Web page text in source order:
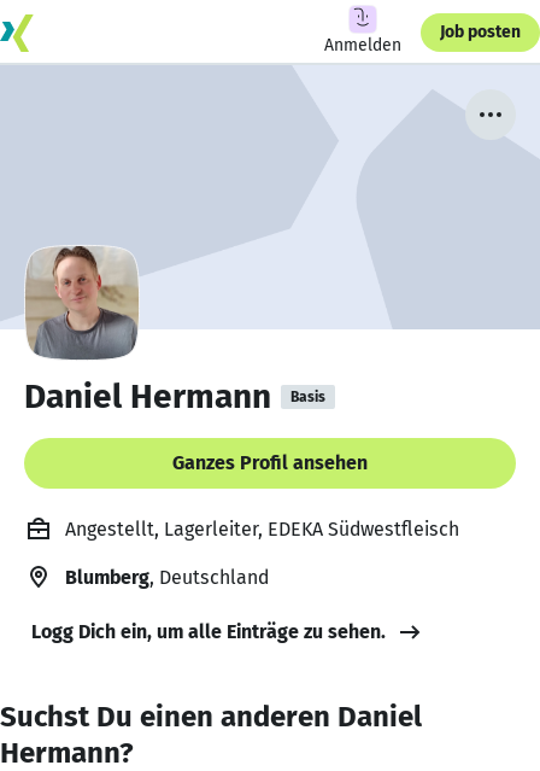
Anmelden
Job posten
Daniel Hermann Basis
Ganzes Profil ansehen
Angestellt, Lagerleiter, EDEKA Südwestfleisch
Blumberg, Deutschland
Logg Dich ein, um alle Einträge zu sehen.
Suchst Du einen anderen Daniel
Hermann?